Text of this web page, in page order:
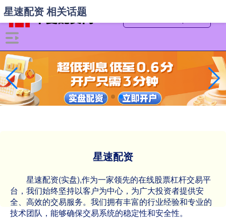
星速配资
星速配资(实盘),作为一家领先的在线股票杠杆交易平
台，我们始终坚持以客户为中心，为广大投资者提供安
全、高效的交易服务。我们拥有丰富的行业经验和专业的
技术团队，能够确保交易系统的稳定性和安全性。
星速配资 相关话题